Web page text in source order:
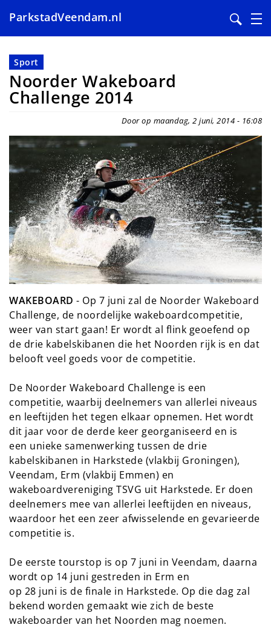
en
naar
de
inhoud
ParkstadVeendam.nl
Sport
Noorder Wakeboard
Challenge 2014
Door op maandag, 2 juni, 2014 - 16:08
WAKEBOARD - Op 7 juni zal de Noorder Wakeboard
Challenge, de noordelijke wakeboardcompetitie,
weer van start gaan! Er wordt al flink geoefend op
de drie kabelskibanen die het Noorden rijk is en dat
belooft veel goeds voor de competitie.
De Noorder Wakeboard Challenge is een
competitie, waarbij deelnemers van allerlei niveaus
en leeftijden het tegen elkaar opnemen. Het wordt
dit jaar voor de derde keer georganiseerd en is
een unieke samenwerking tussen de drie
kabelskibanen in Harkstede (vlakbij Groningen),
Veendam, Erm (vlakbij Emmen) en
wakeboardvereniging TSVG uit Harkstede. Er doen
deelnemers mee van allerlei leeftijden en niveaus,
waardoor het een zeer afwisselende en gevarieerde
competitie is.
De eerste tourstop is op 7 juni in Veendam, daarna
wordt op 14 juni gestreden in Erm en
op 28 juni is de finale in Harkstede. Op die dag zal
bekend worden gemaakt wie zich de beste
wakeboarder van het Noorden mag noemen.